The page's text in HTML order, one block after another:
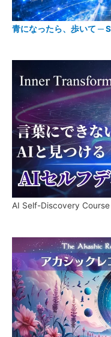
青になったら、歩いて ─
AI Self-Discovery